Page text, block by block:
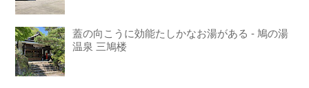
蓋の向こうに効能たしかなお湯がある - 鳩の湯
温泉 三鳩楼